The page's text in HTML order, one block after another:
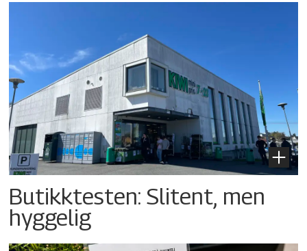
Butikktesten: Slitent, men
hyggelig